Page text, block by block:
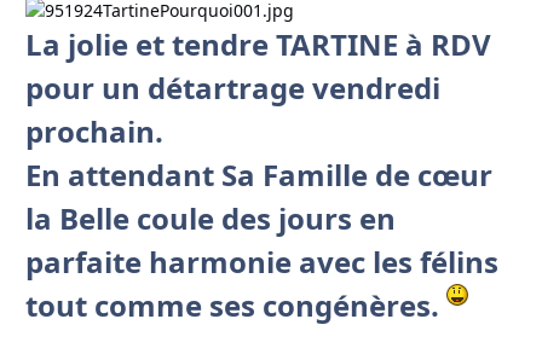
La jolie et tendre TARTINE à RDV
pour un détartrage vendredi
prochain.
En attendant Sa Famille de cœur
la Belle coule des jours en
parfaite harmonie avec les félins
tout comme ses congénères.